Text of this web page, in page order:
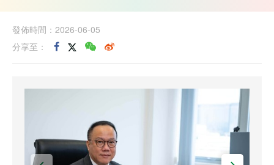
發佈時間：2026-06-05
分享至：